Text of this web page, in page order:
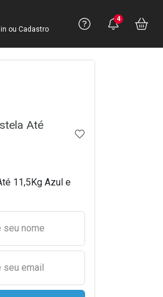
Conta
ou Cadastro
Precisa
Ver Recursos
Você
4
Até
ADICIONAR AOS
11,5Kg Azul e
nome e email
seu nome
seu email